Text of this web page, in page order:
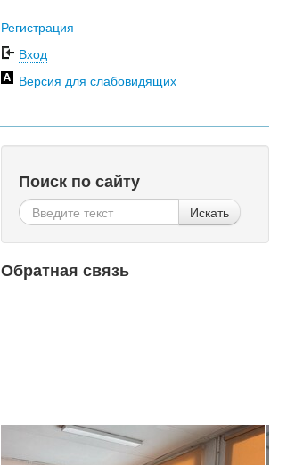
Регистрация
Вход
Версия для слабовидящих
Поиск по сайту
Искать
Обратная связь